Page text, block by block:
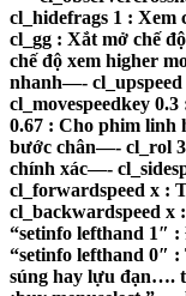
cl_hidefrags 1 :
cl_gg : Xắt mở chế
chế độ xem higher
nhanh—-
cl_movespeedkey
0.67 : Cho phim linh
bước chân—- cl_rol
chính xác—-
cl_forwardspeed x :
cl_backwardspeed
“setinfo lefthand 1″
“setinfo lefthand 0″
súng hay lựu đạn….